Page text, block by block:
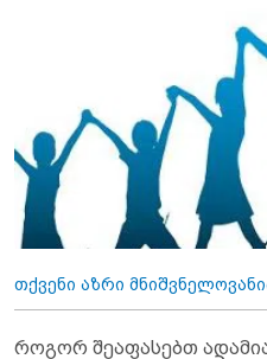
თქვენი აზრი
როგორ შეაფასებთ